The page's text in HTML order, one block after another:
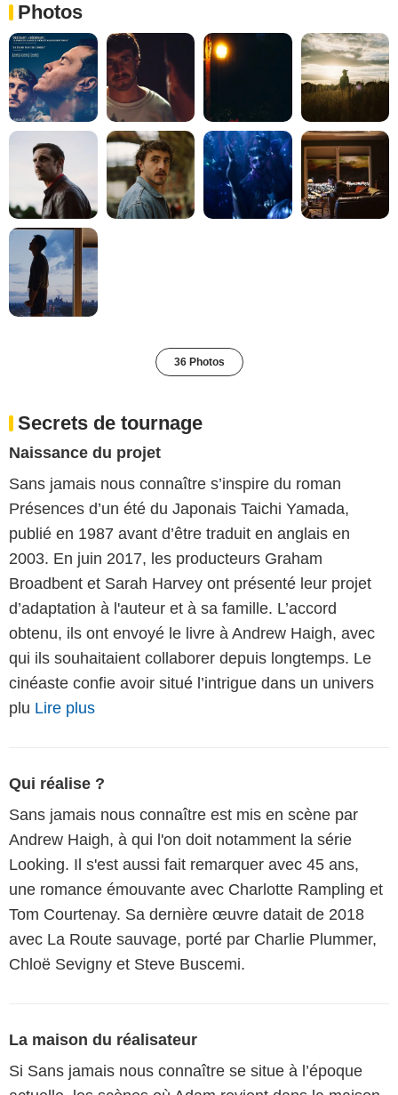
Photos
36 Photos
Secrets de tournage
Naissance du projet
Sans jamais nous connaître s’inspire du roman
Présences d’un été du Japonais Taichi Yamada,
publié en 1987 avant d’être traduit en anglais en
2003. En juin 2017, les producteurs Graham
Broadbent et Sarah Harvey ont présenté leur projet
d’adaptation à l'auteur et à sa famille. L’accord
obtenu, ils ont envoyé le livre à Andrew Haigh, avec
qui ils souhaitaient collaborer depuis longtemps. Le
cinéaste confie avoir situé l’intrigue dans un univers
plu Lire plus
Qui réalise ?
Sans jamais nous connaître est mis en scène par
Andrew Haigh, à qui l'on doit notamment la série
Looking. Il s'est aussi fait remarquer avec 45 ans,
une romance émouvante avec Charlotte Rampling et
Tom Courtenay. Sa dernière œuvre datait de 2018
avec La Route sauvage, porté par Charlie Plummer,
Chloë Sevigny et Steve Buscemi.
La maison du réalisateur
Si Sans jamais nous connaître se situe à l’époque